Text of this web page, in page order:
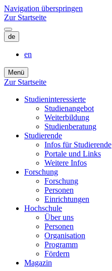
Navigation überspringen
Zur Startseite
de
en
Menü
Zur Startseite
Studieninteressierte
Studienangebot
Weiterbildung
Studien­beratung
Studierende
Infos für Studierende
Portale und Links
Weitere Infos
Forschung
Forschung
Personen
Einrichtungen
Hochschule
Über uns
Personen
Organisation
Programm
Fördern
Magazin